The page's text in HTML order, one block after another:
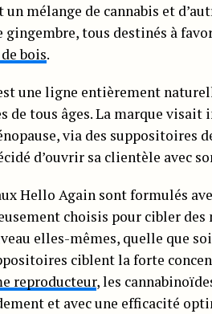
mélange de cannabis et
tous destinés à
bois.
une ligne entièrement
de tous âges. La marque
via des suppositoires
d’ouvrir sa clientèle avec
Hello Again sont formulés
choisis pour cibler des
elles-mêmes, quelle que
ciblent la forte
reproducteur, les
et avec une efficacité